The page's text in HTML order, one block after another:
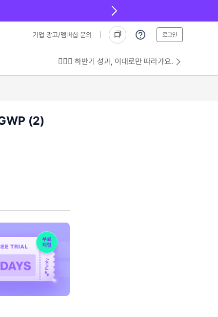
기업 광고/멤버십 문의 로그인
💁🏻‍♂️ 하반기 성과, 이대로만 따라가요.
(2)